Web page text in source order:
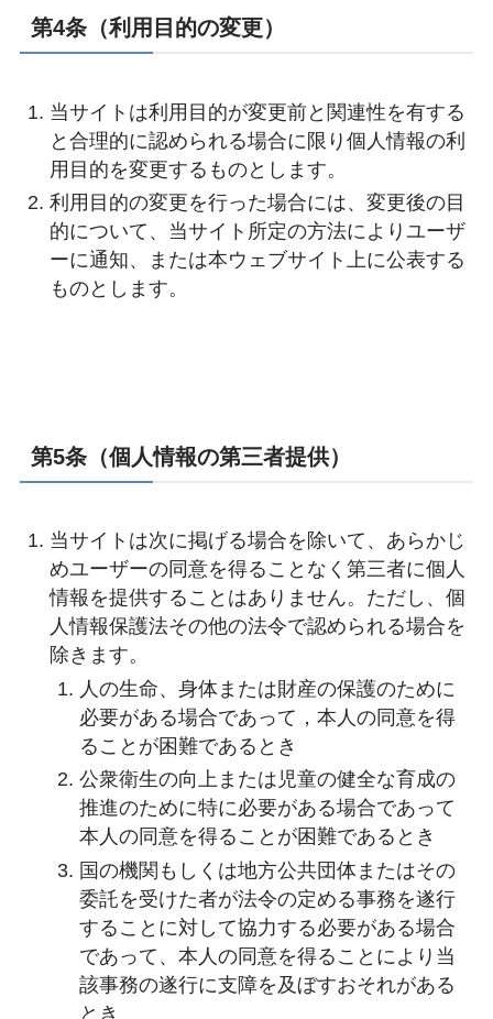
第4条（利用目的の変更）
当サイトは利用目的が変更前と関連性を有する
と合理的に認められる場合に限り個人情報の利
用目的を変更するものとします。
利用目的の変更を行った場合には、変更後の目
的について、当サイト所定の方法によりユーザ
ーに通知、または本ウェブサイト上に公表する
ものとします。
第5条（個人情報の第三者提供）
当サイトは次に掲げる場合を除いて、あらかじ
めユーザーの同意を得ることなく第三者に個人
情報を提供することはありません。ただし、個
人情報保護法その他の法令で認められる場合を
除きます。
人の生命、身体または財産の保護のために
必要がある場合であって，本人の同意を得
ることが困難であるとき
公衆衛生の向上または児童の健全な育成の
推進のために特に必要がある場合であって
本人の同意を得ることが困難であるとき
国の機関もしくは地方公共団体またはその
委託を受けた者が法令の定める事務を遂行
することに対して協力する必要がある場合
であって、本人の同意を得ることにより当
該事務の遂行に支障を及ぼすおそれがある
とき